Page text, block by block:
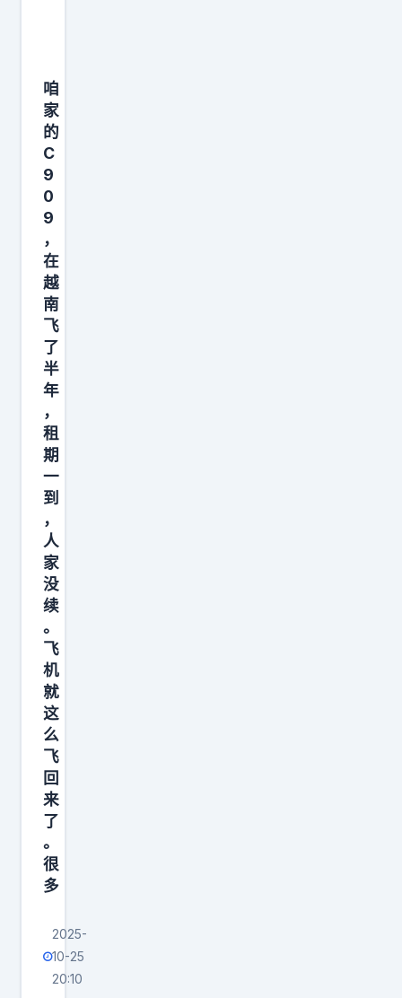
情
是
绝
大
多
数
国
人
几
乎
做
不
到
的
，
就
是
国
旗
覆
。
咱
家
的
C
9
0
9
，
在
越
南
飞
了
半
年
，
租
期
一
到
，
人
家
没
续
。
飞
机
就
这
么
飞
回
来
了
。
很
多
2025-
10-25
20:10